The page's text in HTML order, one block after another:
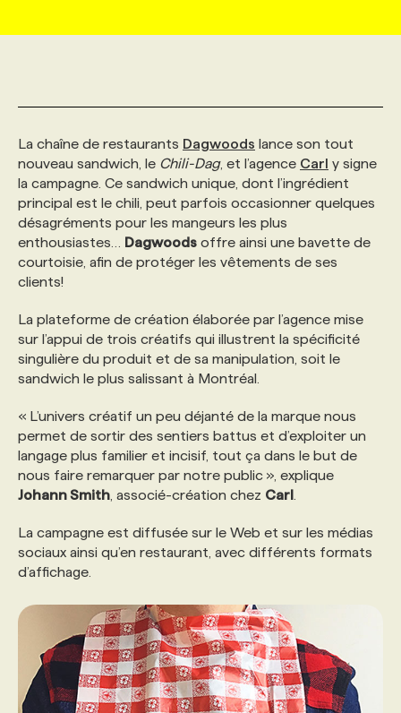
AFFAIRES DE L'INDUSTRIE
INITIATIVES NUMÉRIQUES
PRIX ET DISTINCTIONS
TENDANCES
WEB & MÉDIAS SOCIAUX
MARKETING DURABLE
GEO/SEO
ÉVÉNEMENTIEL
NOS AUTEUR‧RICES
INFOLETTRE PUBLICITÉ
ANNONCEZ AVEC NOUS
CONSULTER LA CVTHÈQUE
PROFIL ENTREPRISE
FAQ
ANNONCEZ AVEC NOUS
VOIR LES OFFRES
PROFIL CANDIDAT
FAQ
ANNONCEZ AVEC NOUS
NOS FORMATIONS EN LIGNE
NOS PARCOURS DE FORMATIONS
FORMATIONS PERSONNALISÉES
NOS FORMATEUR‧RICES
POURQUOI CHOISIR NOS FORMATIONS
NOS TARIFS
PROGRAMMES DE SUBVENTIONS
FAQ
ANNONCEZ AVEC NOUS
CHASSE DE TÊTE
SERVICE DE CHASSE DE TÊTE
NOS TARIFS
NOS EXPERTISES
FAQ
ANNONCEZ AVEC NOUS
La chaîne de restaurants Dagwoods lance son tout
nouveau sandwich, le Chili-Dag, et l’agence Carl y signe
la campagne. Ce sandwich unique, dont l’ingrédient
principal est le chili, peut parfois occasionner quelques
désagréments pour les mangeurs les plus
enthousiastes… Dagwoods offre ainsi une bavette de
courtoisie, afin de protéger les vêtements de ses
clients!
La plateforme de création élaborée par l’agence mise
sur l’appui de trois créatifs qui illustrent la spécificité
singulière du produit et de sa manipulation, soit le
sandwich le plus salissant à Montréal.
« L’univers créatif un peu déjanté de la marque nous
permet de sortir des sentiers battus et d’exploiter un
langage plus familier et incisif, tout ça dans le but de
nous faire remarquer par notre public », explique
Johann Smith , associé-création chez Carl
La campagne est diffusée sur le Web et sur les médias
sociaux ainsi qu’en restaurant, avec différents formats
d’affichage.